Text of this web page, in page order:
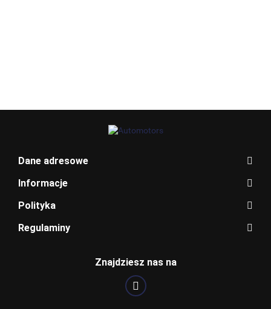
BENTLEY
Dane adresowe
Informacje
Polityka
Regulaminy
Znajdziesz nas na